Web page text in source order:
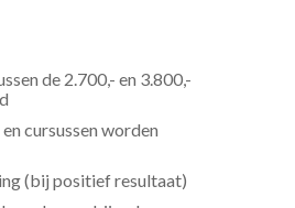
de 2.700,- en 3.800,-
cursussen worden
(bij positief resultaat)